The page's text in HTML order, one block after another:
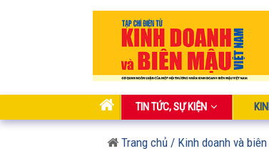
TIN TỨC, SỰ KIỆN
Trang chủ / Kinh doanh và